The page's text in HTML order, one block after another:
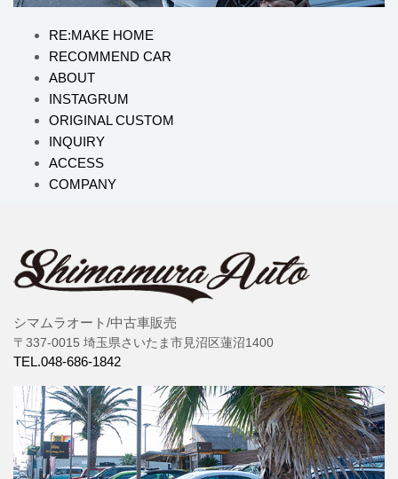
RE:MAKE HOME
RECOMMEND CAR
ABOUT
INSTAGRUM
ORIGINAL CUSTOM
INQUIRY
ACCESS
COMPANY
シマムラオート/中古車販売
〒337-0015 埼玉県さいたま市見沼区蓮沼1400
TEL.048-686-1842